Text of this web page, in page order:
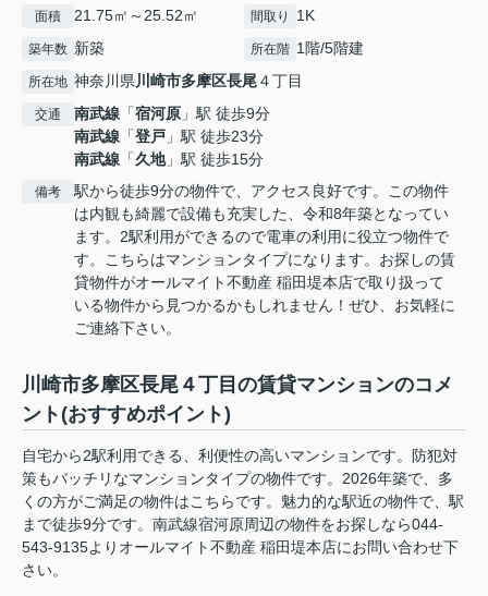
面積 21.75㎡～25.52㎡ 間取り 1K
築年数 新築 所在階 1階/5階建
所在地 神奈川県川崎市多摩区長尾４丁目
交通 南武線 「宿河原 」駅 徒歩9分
南武線 「登戸 」駅 徒歩23分
南武線 「久地」駅 徒歩15分
備考
駅から徒歩9分の物件で、アクセス良好です。この物件
は内観も綺麗で設備も充実した、令和8年築となってい
ます。2駅利用ができるので電車の利用に役立つ物件で
す。こちらはマンションタイプになります。お探しの賃
貸物件がオールマイト不動産 稲田堤本店で取り扱って
いる物件から見つかるかもしれません！ぜひ、お気軽に
ご連絡下さい。
川崎市多摩区長尾４丁目の賃貸マンションのコメ
ント(おすすめポイント)
自宅から2駅利用できる、利便性の高いマンションです。防犯対
策もバッチリなマンションタイプの物件です。2026年築で、多
くの方がご満足の物件はこちらです。魅力的な駅近の物件で、駅
まで徒歩9分です。南武線宿河原周辺の物件をお探しなら044-
543-9135よりオールマイト不動産 稲田堤本店にお問い合わせ下
さい。